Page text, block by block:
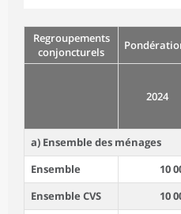
Regroupements
conjoncturels
2024
a) Ensemble des ménages
Ensemble
10
Ensemble CVS
10